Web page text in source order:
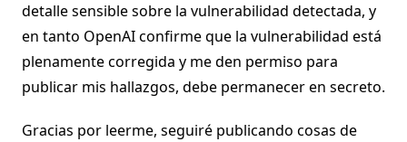
detalle sensible sobre la vulnerabilidad detectada, y
en tanto OpenAI confirme que la vulnerabilidad está
plenamente corregida y me den permiso para
publicar mis hallazgos, debe permanecer en secreto.
Gracias por leerme, seguiré publicando cosas de